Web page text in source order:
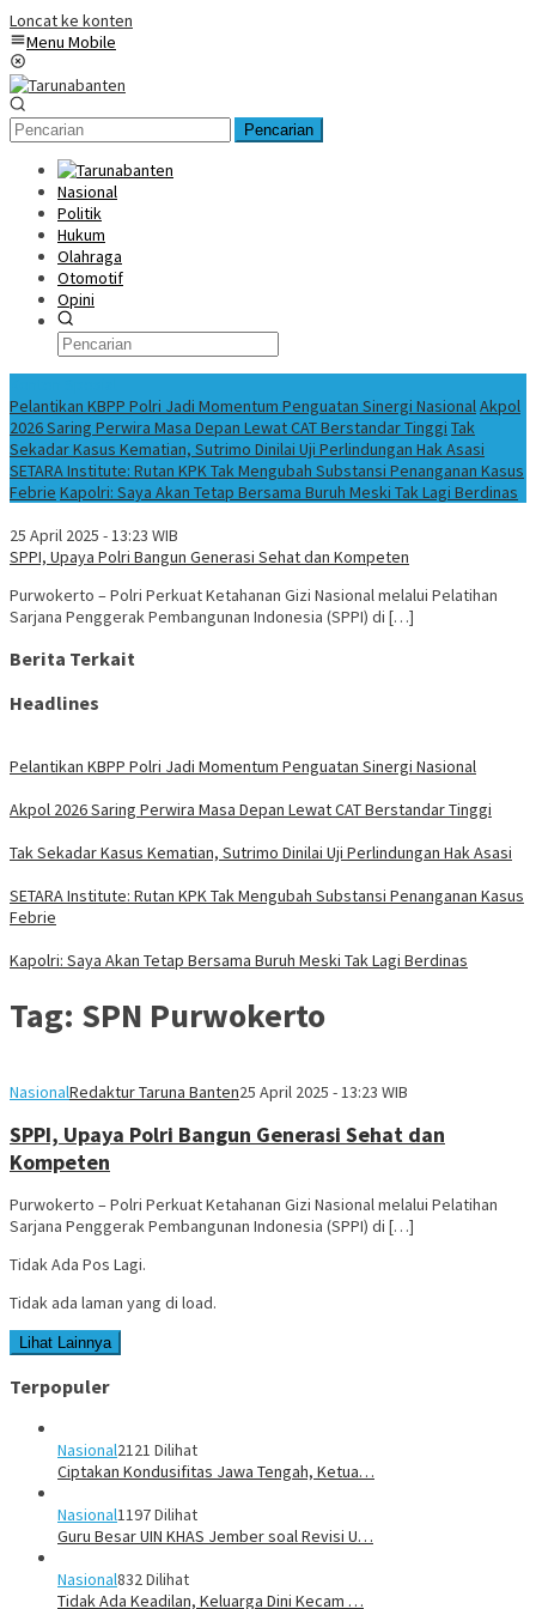
Loncat ke konten
Menu Mobile
Pencarian
Nasional
Politik
Hukum
Olahraga
Otomotif
Opini
Pelantikan KBPP Polri Jadi Momentum Penguatan Sinergi NasionalAkpol
2026 Saring Perwira Masa Depan Lewat CAT Berstandar Tinggi Tak
Sekadar Kasus Kematian, Sutrimo Dinilai Uji Perlindungan Hak Asasi
SETARA Institute: Rutan KPK Tak Mengubah Substansi Penanganan Kasus
Febrie Kapolri: Saya Akan Tetap Bersama Buruh Meski Tak Lagi Berdinas
25 April 2025 - 13:23 WIB
SPPI, Upaya Polri Bangun Generasi Sehat dan Kompeten
Purwokerto – Polri Perkuat Ketahanan Gizi Nasional melalui Pelatihan
Sarjana Penggerak Pembangunan Indonesia (SPPI) di […]
Berita Terkait
Headlines
Pelantikan KBPP Polri Jadi Momentum Penguatan Sinergi Nasional
Akpol 2026 Saring Perwira Masa Depan Lewat CAT Berstandar Tinggi
Tak Sekadar Kasus Kematian, Sutrimo Dinilai Uji Perlindungan Hak Asasi
SETARA Institute: Rutan KPK Tak Mengubah Substansi Penanganan Kasus
Febrie
Kapolri: Saya Akan Tetap Bersama Buruh Meski Tak Lagi Berdinas
Tag: SPN Purwokerto
NasionalRedaktur Taruna Banten25 April 2025 - 13:23 WIB
SPPI, Upaya Polri Bangun Generasi Sehat dan
Kompeten
Purwokerto – Polri Perkuat Ketahanan Gizi Nasional melalui Pelatihan
Sarjana Penggerak Pembangunan Indonesia (SPPI) di […]
Tidak Ada Pos Lagi.
Tidak ada laman yang di load.
Lihat Lainnya
Terpopuler
Nasional2121 Dilihat
Ciptakan Kondusifitas Jawa Tengah, Ketua…
Nasional1197 Dilihat
Guru Besar UIN KHAS Jember soal Revisi U…
Nasional832 Dilihat
Tidak Ada Keadilan, Keluarga Dini Kecam …